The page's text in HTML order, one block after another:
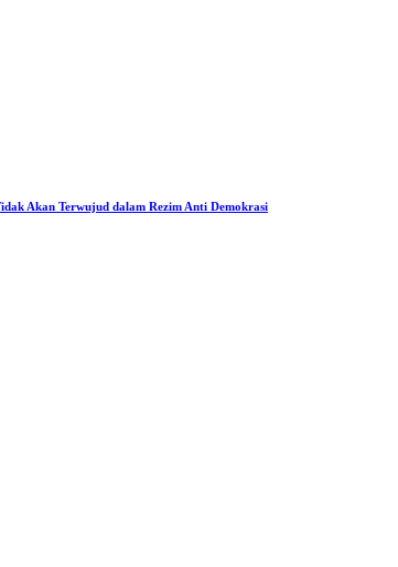
Akan Terwujud dalam Rezim Anti Demokrasi